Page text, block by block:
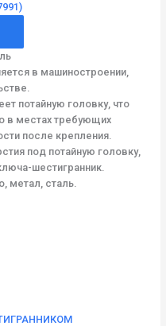
в машиностроении,
потайную головку, что
в местах требующих
после крепления.
под потайную головку,
шестигранник.
метал, сталь.